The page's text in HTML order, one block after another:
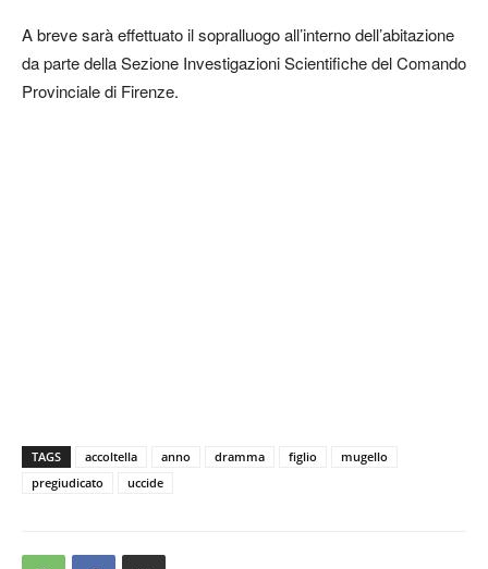
A breve sarà effettuato il sopralluogo all’interno dell’abitazione
da parte della Sezione Investigazioni Scientifiche del Comando
Provinciale di Firenze.
TAGS accoltella anno dramma figlio
mugello
pregiudicato
uccide